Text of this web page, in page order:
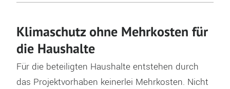
Klimaschutz ohne Mehrkosten für
die Haushalte
Für die beteiligten Haushalte entstehen durch
das Projektvorhaben keinerlei Mehrkosten. Nicht